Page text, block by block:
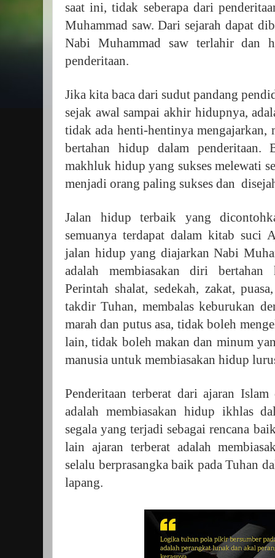
saat ini, tidak seberapa dari
Muhammad saw. Dari sejarah dapat
Nabi Muhammad saw terlahir dan
penderitaan.
Jika kita baca dari sudut pandang
sejak awal sampai akhir hidupnya,
tidak ada henti-hentinya mengajarkan,
bertahan hidup dalam penderitaan.
makhluk hidup yang sukses melewati
menjadi orang paling sukses dan
Jalan hidup terbaik yang
semuanya terdapat dalam kitab suci
jalan hidup yang diajarkan Nabi
adalah membiasakan diri bertahan
Perintah shalat, sedekah, zakat,
takdir Tuhan, membalas keburukan
marah dan putus asa, tidak boleh
lain, tidak boleh makan dan minum
manusia untuk membiasakan hidup
Penderitaan terberat dari ajaran
adalah membiasakan hidup ikhlas
segala yang terjadi sebagai rencana
lain ajaran terberat adalah
selalu berprasangka baik pada Tuhan
lapang.